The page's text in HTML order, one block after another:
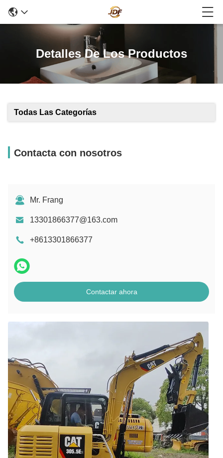
Detalles De Los Productos
Todas Las Categorías
Contacta con nosotros
Mr. Frang
13301866377@163.com
+8613301866377
Contactar ahora